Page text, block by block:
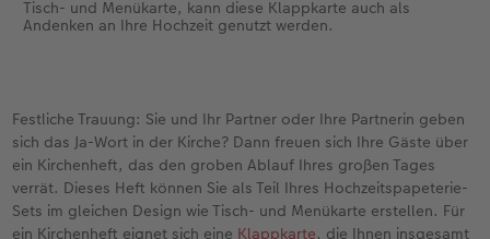
Tisch- und Menükarte, kann diese Klappkarte auch als
Andenken an Ihre Hochzeit genutzt werden.
Festliche Trauung: Sie und Ihr Partner oder Ihre Partnerin geben
sich das Ja-Wort in der Kirche? Dann freuen sich Ihre Gäste über
ein Kirchenheft, das den groben Ablauf Ihres großen Tages
verrät. Dieses Heft können Sie als Teil Ihres Hochzeitspapeterie-
Sets im gleichen Design wie Tisch- und Menükarte erstellen. Für
ein Kirchenheft eignet sich eine Klappkarte, die Ihnen insgesamt